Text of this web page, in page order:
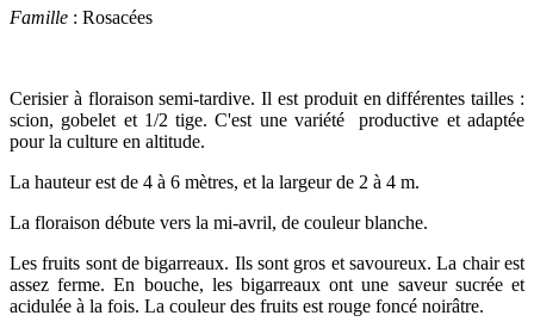
Famille : Rosacées
Cerisier à floraison semi-tardive. Il est produit en différentes tailles :
scion, gobelet et 1/2 tige. C'est une variété productive et adaptée
pour la culture en altitude.
La hauteur est de 4 à 6 mètres, et la largeur de 2 à 4 m.
La floraison débute vers la mi-avril, de couleur blanche.
Les fruits sont de bigarreaux. Ils sont gros et savoureux. La chair est
assez ferme. En bouche, les bigarreaux ont une saveur sucrée et
acidulée à la fois. La couleur des fruits est rouge foncé noirâtre.